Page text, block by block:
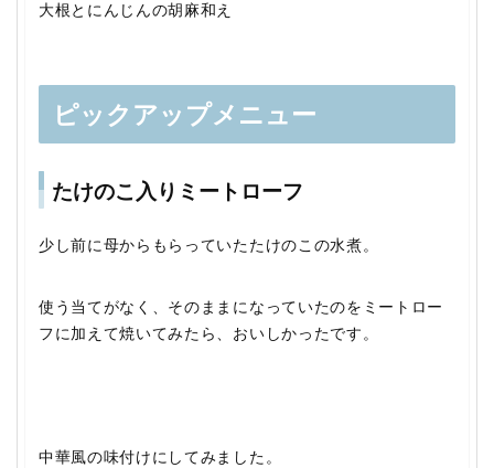
大根とにんじんの胡麻和え
ピックアップメニュー
たけのこ入りミートローフ
少し前に母からもらっていたたけのこの水煮。
使う当てがなく、そのままになっていたのをミートロー
フに加えて焼いてみたら、おいしかったです。
中華風の味付けにしてみました。